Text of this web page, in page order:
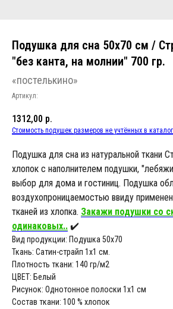
Подушка для сна 50х70 см /
"без канта, на молнии" 700 гр.
«постелькино»
Артикул:
1312,00 р.
Стоимость подушек размеров не учтённых в
Подушка для сна из натуральной ткани
хлопок с наполнителем подушки,
выбор для дома и гостиниц. Подушка
воздухопроницаемостью ввиду
тканей из хлопка. Закажи подушки со
одинаковых.. ✔️
Вид продукции: Подушка 50х70
Ткань: Сатин-страйп 1х1 см.
Плотность ткани: 140 гр/м2
ЦВЕТ: Белый
Рисунок: Однотонное полоски 1х1 см
Состав ткани: 100 % хлопок